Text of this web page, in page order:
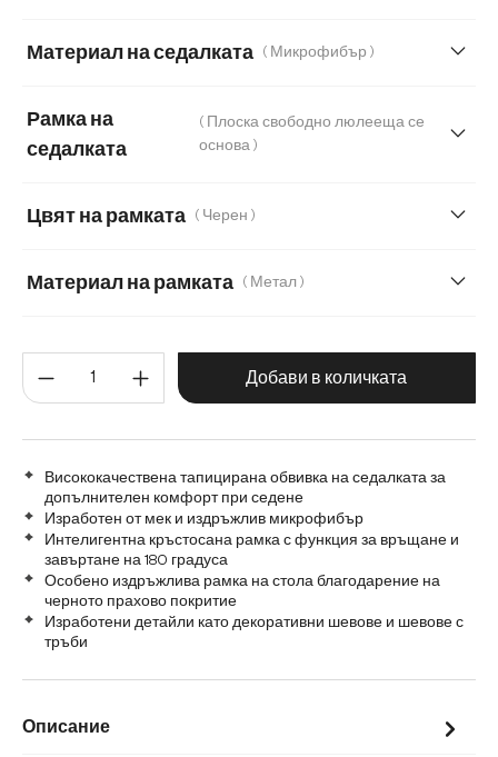
Материал на седалката ( Микрофибър )
Естествена кожа/Шенил
Микрофибър/Букле Плюш
Рамка на
седалката
( Плоска свободно люлееща се
основа )
Цвят на рамката ( Черен )
Материал на рамката ( Метал )
Дърво Матирана неръждаема стомана
Количество на продукта:
Добави в количката
Висококачествена тапицирана обвивка на седалката за
допълнителен комфорт при седене
Изработен от мек и издръжлив микрофибър
Интелигентна кръстосана рамка с функция за връщане и
завъртане на 180 градуса
Особено издръжлива рамка на стола благодарение на
черното прахово покритие
Изработени детайли като декоративни шевове и шевове с
тръби
Описание